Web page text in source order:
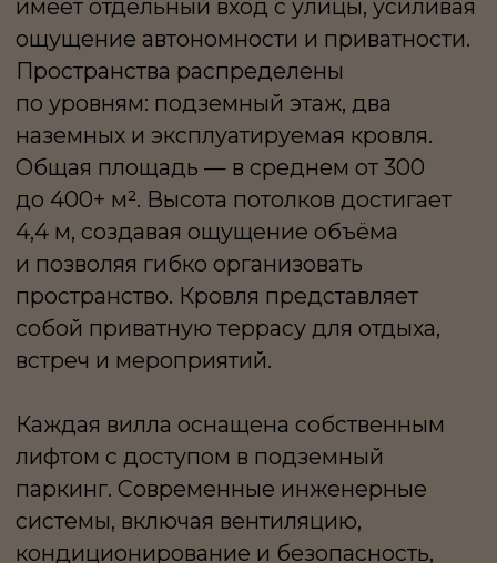
LIFETIME — ЭТО ФОРМАТ
ДЕЛОВОГО
ПРОСТРАНСТВА, ГДЕ ОФИС
ПОЛУЧАЕТ УРОВЕНЬ
ПРИВАТНОСТИ
И СЦЕНАРИИ
ИСПОЛЬЗОВАНИЯ,
ХАРАКТЕРНЫЕ ДЛЯ
ЧАСТНОЙ РЕЗИДЕНЦИИ